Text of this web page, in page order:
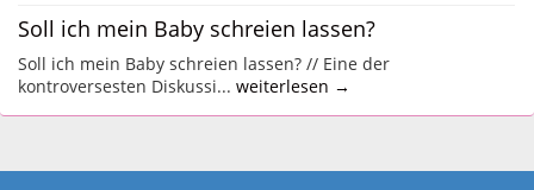
Soll ich mein Baby schreien lassen?
Soll ich mein Baby schreien lassen? // Eine der
kontroversesten Diskussi... weiterlesen →